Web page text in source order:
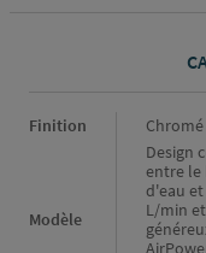
Caractéristiques
Finition Chromé
Modèle
Design
entre le
d'eau
L/min